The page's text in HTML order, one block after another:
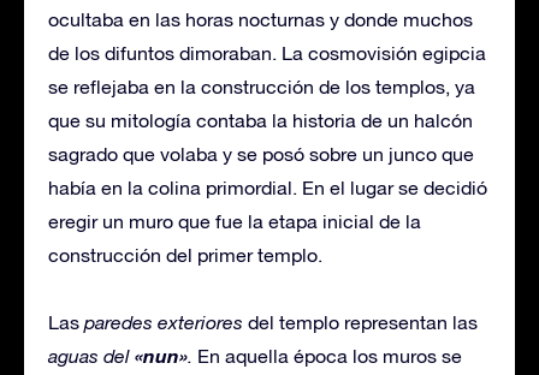
ocultaba en las horas nocturnas y donde muchos
de los difuntos dimoraban. La cosmovisión egipcia
se reflejaba en la construcción de los templos, ya
que su mitología contaba la historia de un halcón
sagrado que volaba y se posó sobre un junco que
había en la colina primordial. En el lugar se decidió
eregir un muro que fue la etapa inicial de la
construcción del primer templo.
Las paredes exteriores del templo representan las
aguas del «nun». En aquella época los muros se